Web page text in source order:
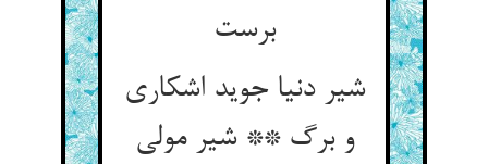
برست‌‌
شیر دنیا جوید اشکاری
و برگ ** شیر مولی